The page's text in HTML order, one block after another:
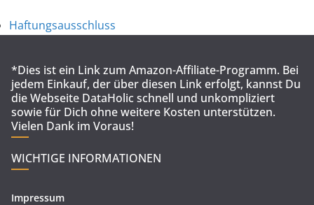
Haftungsausschluss
*Dies ist ein Link zum Amazon-Affiliate-Programm. Bei
jedem Einkauf, der über diesen Link erfolgt, kannst Du
die Webseite DataHolic schnell und unkompliziert
sowie für Dich ohne weitere Kosten unterstützen.
Vielen Dank im Voraus!
WICHTIGE INFORMATIONEN
Impressum